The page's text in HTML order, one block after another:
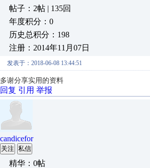
帖子：2帖 | 135回
年度积分：0
历史总积分：198
注册：2014年11月07日
发表于：2018-06-08 13:44:51
多谢分享实用的资料
回复 引用 举报
candicefor
关注 私信
精华：0帖